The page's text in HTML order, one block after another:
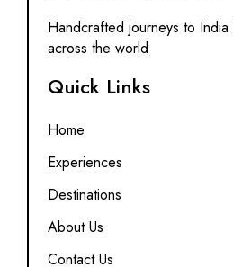
Handcrafted journeys to
across the world
Quick Links
Home
Experiences
Destinations
About Us
Contact Us